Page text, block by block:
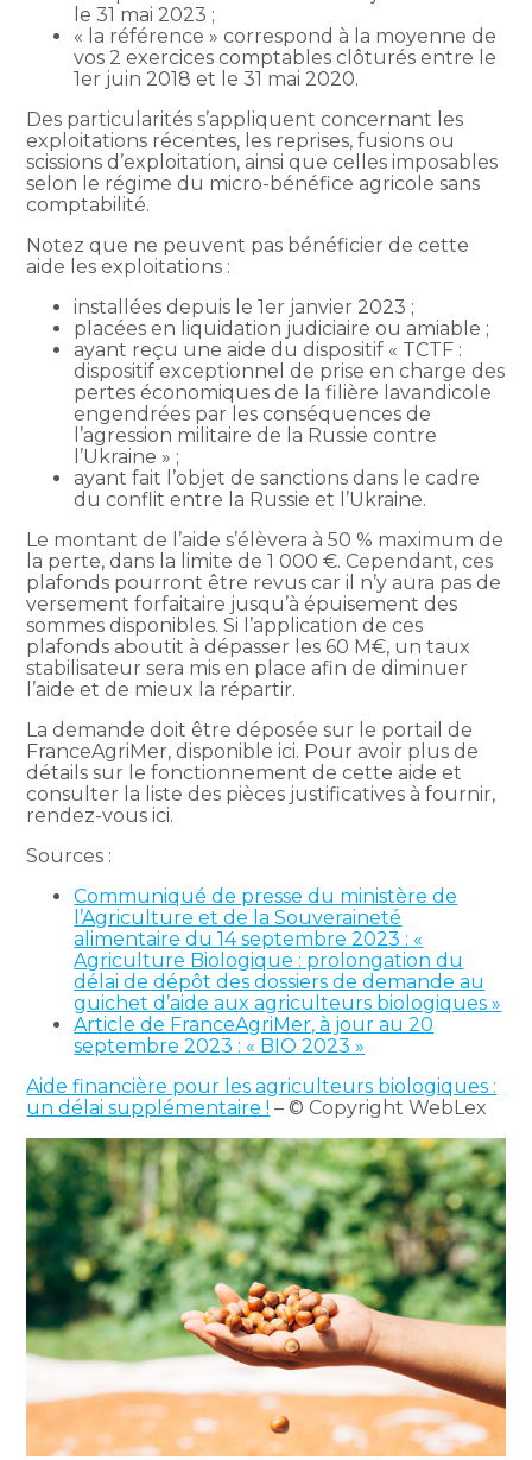
le 31 mai 2023 ;
« la référence » correspond à la moyenne de
vos 2 exercices comptables clôturés entre le
1er juin 2018 et le 31 mai 2020.
Des particularités s’appliquent concernant les
exploitations récentes, les reprises, fusions ou
scissions d’exploitation, ainsi que celles imposables
selon le régime du micro-bénéfice agricole sans
comptabilité.
Notez que ne peuvent pas bénéficier de cette
aide les exploitations :
installées depuis le 1er janvier 2023 ;
placées en liquidation judiciaire ou amiable ;
ayant reçu une aide du dispositif « TCTF :
dispositif exceptionnel de prise en charge des
pertes économiques de la filière lavandicole
engendrées par les conséquences de
l’agression militaire de la Russie contre
l’Ukraine » ;
ayant fait l’objet de sanctions dans le cadre
du conflit entre la Russie et l’Ukraine.
Le montant de l’aide s’élèvera à 50 % maximum de
la perte, dans la limite de 1 000 €. Cependant, ces
plafonds pourront être revus car il n’y aura pas de
versement forfaitaire jusqu’à épuisement des
sommes disponibles. Si l’application de ces
plafonds aboutit à dépasser les 60 M€, un taux
stabilisateur sera mis en place afin de diminuer
l’aide et de mieux la répartir.
La demande doit être déposée sur le portail de
FranceAgriMer, disponible ici. Pour avoir plus de
détails sur le fonctionnement de cette aide et
consulter la liste des pièces justificatives à fournir,
rendez-vous ici.
Sources :
Communiqué de presse du ministère de
l’Agriculture et de la Souveraineté
alimentaire du 14 septembre 2023 : «
Agriculture Biologique : prolongation du
délai de dépôt des dossiers de demande au
guichet d’aide aux agriculteurs biologiques »
Article de FranceAgriMer, à jour au 20
septembre 2023 : « BIO 2023 »
Aide financière pour les agriculteurs biologiques :
un délai supplémentaire ! – © Copyright WebLex